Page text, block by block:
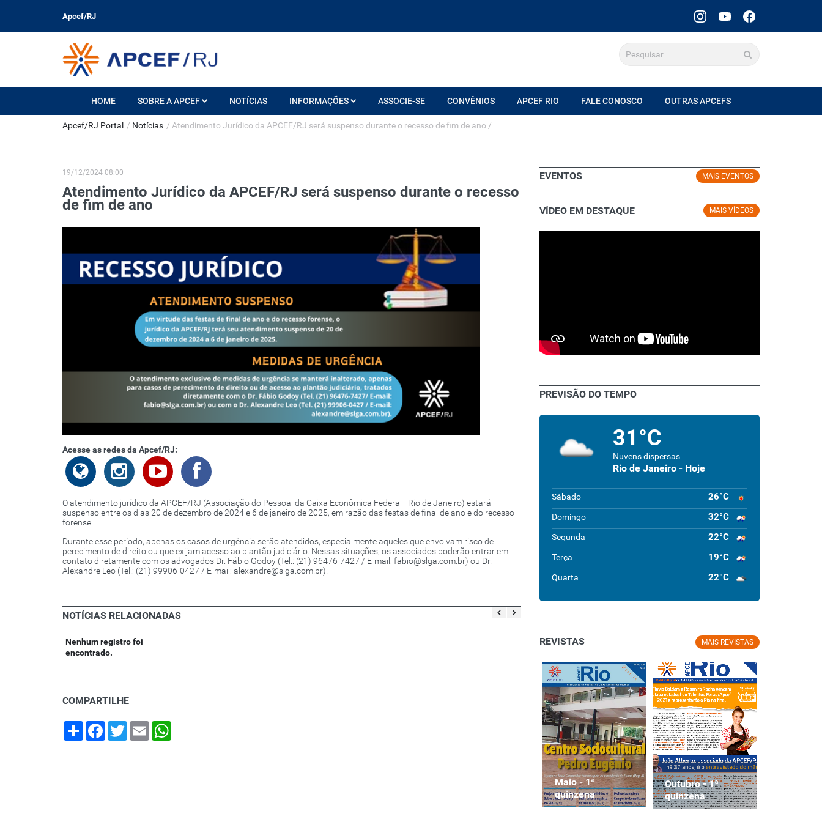
Apcef/RJ
HOME SOBRE A APCEF NOTÍCIAS INFORMAÇÕES ASSOCIE-SE CONVÊNIOS APCEF RIO FALE CONOSCO OUTRAS APCEFS
Apcef/RJ Portal / Notícias / Atendimento Jurídico da APCEF/RJ será suspenso durante o recesso de fim de ano /
19/12/2024 08:00
Atendimento Jurídico da APCEF/RJ será suspenso durante o recesso
de fim de ano
Acesse as redes da Apcef/RJ:
O atendimento jurídico da APCEF/RJ (Associação do Pessoal da Caixa Econômica Federal - Rio de Janeiro) estará
suspenso entre os dias 20 de dezembro de 2024 e 6 de janeiro de 2025, em razão das festas de final de ano e do recesso
forense.
Durante esse período, apenas os casos de urgência serão atendidos, especialmente aqueles que envolvam risco de
perecimento de direito ou que exijam acesso ao plantão judiciário. Nessas situações, os associados poderão entrar em
contato diretamente com os advogados Dr. Fábio Godoy (Tel.: (21) 96476-7427 / E-mail: fabio@slga.com.br) ou Dr.
Alexandre Leo (Tel.: (21) 99906-0427 / E-mail: alexandre@slga.com.br).
NOTÍCIAS RELACIONADAS
Nenhum registro foi
encontrado.
COMPARTILHE
Share Facebook
TwitterEmail
MAIS EVENTOS
EVENTOS
MAIS VÍDEOS
VÍDEO EM DESTAQUE
PREVISÃO DO TEMPO
31°C
Nuvens dispersas
Rio de Janeiro - Hoje
Sábado 26°C
Domingo 32°C
Segunda 22°C
Terça 19°C
Quarta 22°C
MAIS REVISTAS
REVISTAS
Maio - 1ª
quinzena
Outubro - 1ª
quinzena